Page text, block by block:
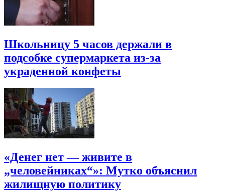
Школьницу 5 часов держали в
подсобке супермаркета из-за
украденной конфеты
«Денег нет — живите в
„человейниках“»: Мутко объяснил
жилищную политику